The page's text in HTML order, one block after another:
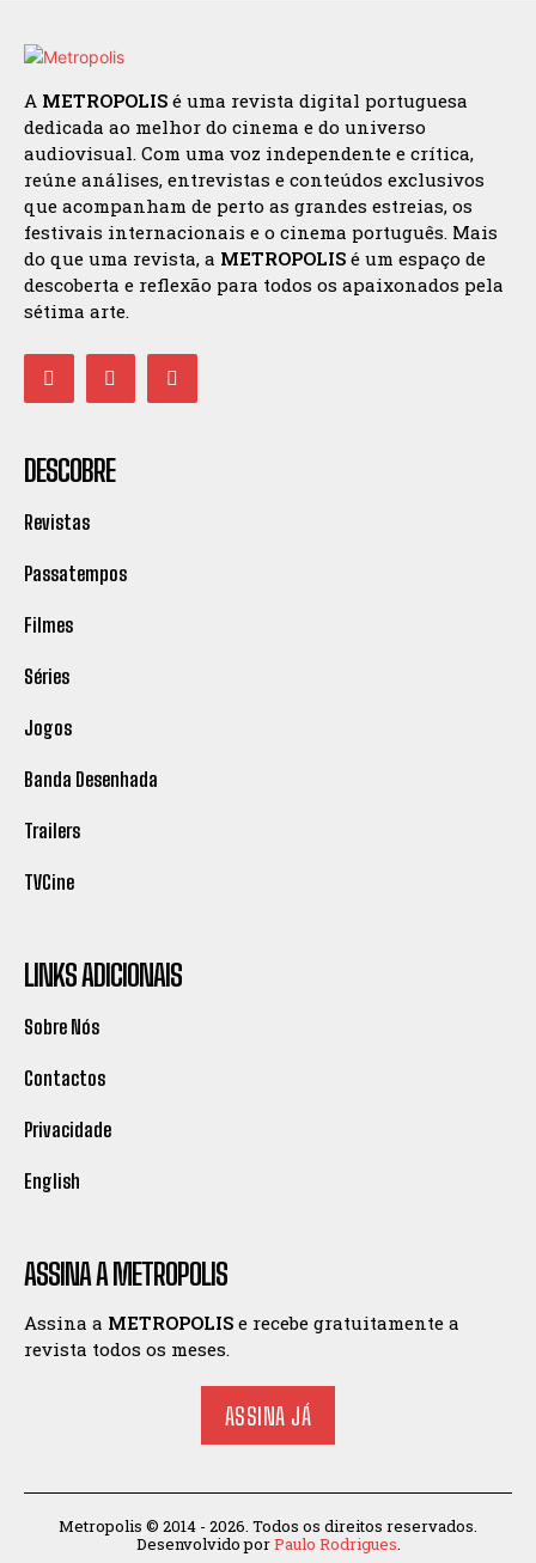
A METROPOLIS é uma revista digital portuguesa
dedicada ao melhor do cinema e do universo
audiovisual. Com uma voz independente e crítica,
reúne análises, entrevistas e conteúdos exclusivos
que acompanham de perto as grandes estreias, os
festivais internacionais e o cinema português. Mais
do que uma revista, a METROPOLIS é um espaço de
descoberta e reflexão para todos os apaixonados pela
sétima arte.
DESCOBRE
Revistas
Passatempos
Filmes
Séries
Jogos
Banda Desenhada
Trailers
TVCine
LINKS ADICIONAIS
Sobre Nós
Contactos
Privacidade
English
ASSINA A METROPOLIS
Assina a METROPOLIS e recebe gratuitamente a
revista todos os meses.
ASSINA JÁ
Metropolis © 2014 - 2026. Todos os direitos reservados.
Desenvolvido porPaulo Rodrigues.